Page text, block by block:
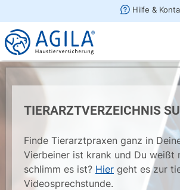
TIERARZTVERZEICHNIS
Finde Tierarztpraxen ganz in
Vierbeiner ist krank und Du weißt
schlimm es ist? Hier geht es zur
Videosprechstunde.
×
AGILA Kunden-App
Gratis - Im Play Store laden